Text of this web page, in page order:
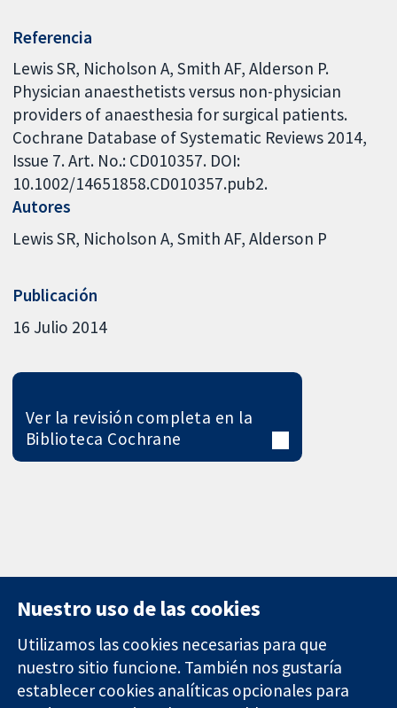
Referencia
Lewis SR, Nicholson A, Smith AF, Alderson P.
Physician anaesthetists versus non-physician
providers of anaesthesia for surgical patients.
Cochrane Database of Systematic Reviews 2014,
Issue 7. Art. No.: CD010357. DOI:
10.1002/14651858.CD010357.pub2.
Autores
Lewis SR Nicholson A Smith AF Alderson P
Publicación
16 Julio 2014
Ver la revisión completa en la
Biblioteca Cochrane
11-13 Cavendish
Square
Contacto
Noticias
Nuestro uso de las cookies
Utilizamos las cookies necesarias para que
nuestro sitio funcione. También nos gustaría
establecer cookies analíticas opcionales para